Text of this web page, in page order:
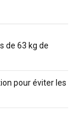
de 63 kg de
pour éviter les